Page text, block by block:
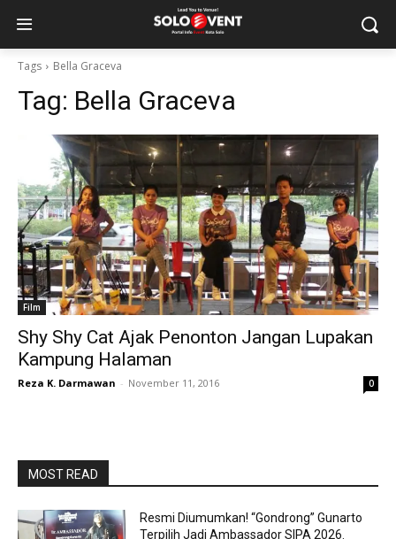
Tags Bella Graceva
Tag: Bella Graceva
Film
Shy Shy Cat Ajak Penonton Jangan Lupakan
Kampung Halaman
Reza K. Darmawan - November 11, 2016 0
MOST READ
Resmi Diumumkan! “Gondrong” Gunarto
Terpilih Jadi Ambassador SIPA 2026.